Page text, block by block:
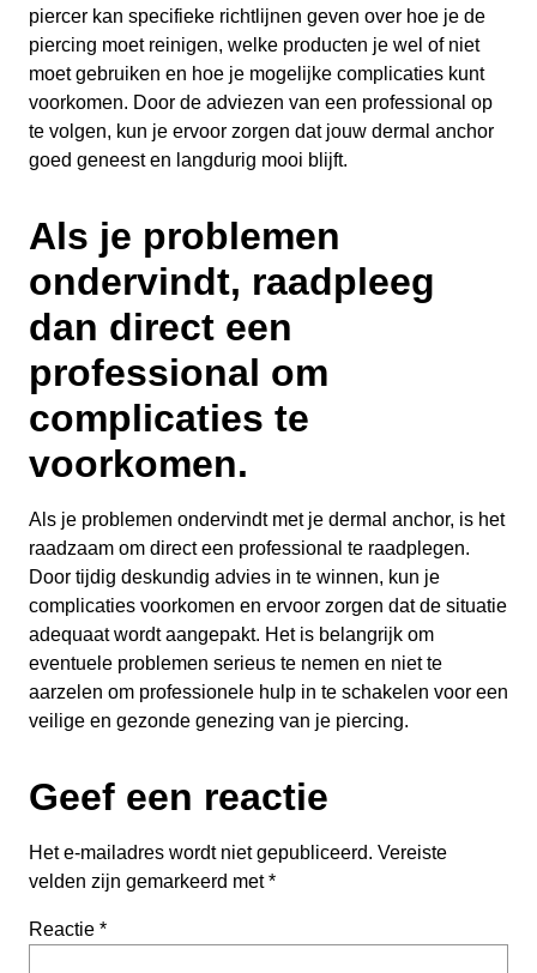
piercer kan specifieke richtlijnen geven over hoe je de
piercing moet reinigen, welke producten je wel of niet
moet gebruiken en hoe je mogelijke complicaties kunt
voorkomen. Door de adviezen van een professional op
te volgen, kun je ervoor zorgen dat jouw dermal anchor
goed geneest en langdurig mooi blijft.
Als je problemen
ondervindt, raadpleeg
dan direct een
professional om
complicaties te
voorkomen.
Als je problemen ondervindt met je dermal anchor, is het
raadzaam om direct een professional te raadplegen.
Door tijdig deskundig advies in te winnen, kun je
complicaties voorkomen en ervoor zorgen dat de situatie
adequaat wordt aangepakt. Het is belangrijk om
eventuele problemen serieus te nemen en niet te
aarzelen om professionele hulp in te schakelen voor een
veilige en gezonde genezing van je piercing.
Geef een reactie
Het e-mailadres wordt niet gepubliceerd. Vereiste
velden zijn gemarkeerd met*
Reactie *